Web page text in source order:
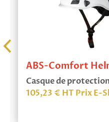
ABS-Comfort
Casque de
105,23 € HT Prix E-